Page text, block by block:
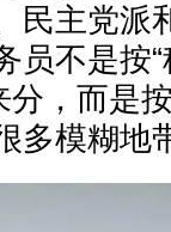
民主党派
员不是按
分，而是
多模糊地